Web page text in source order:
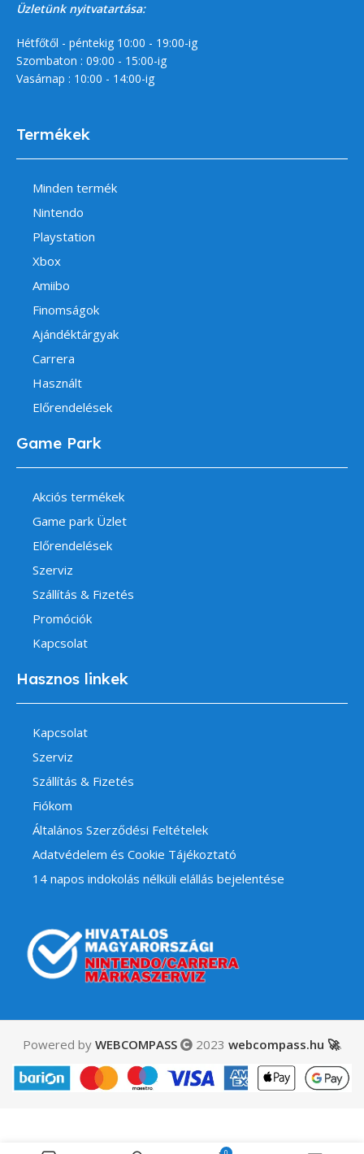
Üzletünk nyitvatartása:
Hétfőtől - péntekig 10:00 - 19:00-ig
Szombaton : 09:00 - 15:00-ig
Vasárnap : 10:00 - 14:00-ig
Termékek
Minden termék
Nintendo
Playstation
Xbox
Amiibo
Finomságok
Ajándéktárgyak
Carrera
Használt
Előrendelések
Game Park
Akciós termékek
Game park Üzlet
Előrendelések
Szerviz
Szállítás & Fizetés
Promóciók
Kapcsolat
Hasznos linkek
Kapcsolat
Szerviz
Szállítás & Fizetés
Fiókom
Általános Szerződési Feltételek
Adatvédelem és Cookie Tájékoztató
14 napos indokolás nélküli elállás bejelentése
Powered by WEBCOMPASS 2023 webcompass.hu 🚀.